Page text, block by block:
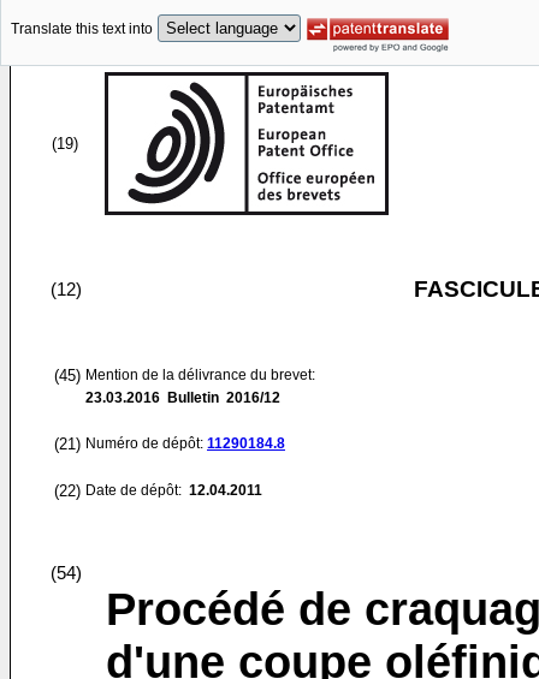
Translate this text into
(19)
(12)
(45) Mention de la délivrance du brevet:
23.03.2016 Bulletin 2016/12
(21) Numéro de dépôt: 11290184.8
(22) Date de dépôt: 12.04.2011
(54)
Procédé de
d'une coupe